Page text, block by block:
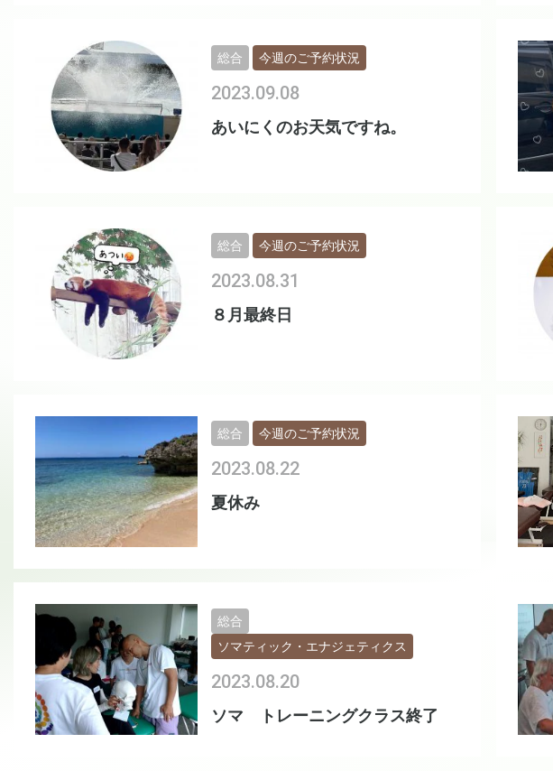
あいにくのお天気ですね。
2023.09.08
総合 今週のご予約状況
８月最終日
2023.08.31
総合 今週のご予約状況
夏休み
2023.08.22
総合 今週のご予約状況
ソマ トレーニングクラス終了
2023.08.20
総合
ソマティック・エナジェティクス